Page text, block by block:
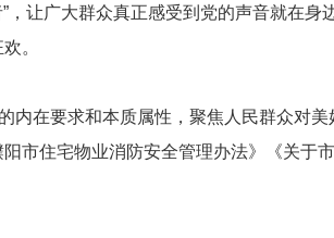
让广大群众真正感受到党的声音就在身
。
内在要求和本质属性，聚焦人民群众对
市住宅物业消防安全管理办法》《关